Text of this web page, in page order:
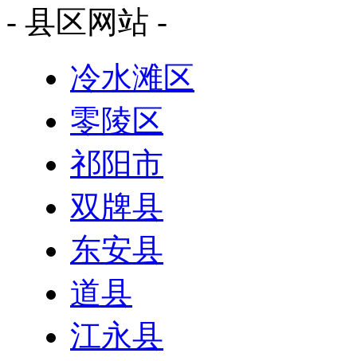
- 县区网站 -
冷水滩区
零陵区
祁阳市
双牌县
东安县
道县
江永县